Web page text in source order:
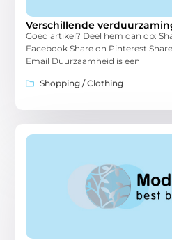
Verschillende
Goed artikel? Deel hem dan op:
Facebook Share on Pinterest
Email Duurzaamheid is een
Shopping / Clothing